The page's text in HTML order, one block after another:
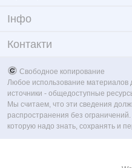
Iнфо
Контакти
Свободное копирование
Любое использование материалов
источники - общедоступные
Мы считаем, что эти сведения
распространения без
которую надо знать, сохранять и